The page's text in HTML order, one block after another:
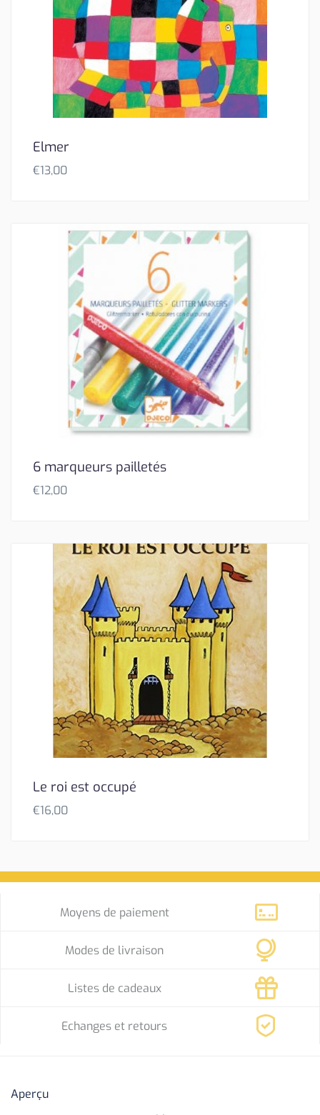
Elmer
€13,00
6 marqueurs pailletés
€12,00
Le roi est occupé
€16,00
Moyens de paiement
Modes de livraison
Listes de cadeaux
Echanges et retours
Aperçu